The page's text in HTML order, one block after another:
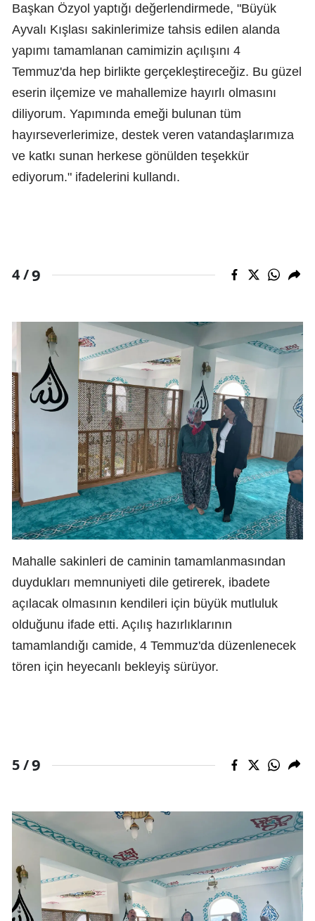
Başkan Özyol yaptığı değerlendirmede, "Büyük
Ayvalı Kışlası sakinlerimize tahsis edilen alanda
yapımı tamamlanan camimizin açılışını 4
Temmuz'da hep birlikte gerçekleştireceğiz. Bu güzel
eserin ilçemize ve mahallemize hayırlı olmasını
diliyorum. Yapımında emeği bulunan tüm
hayırseverlerimize, destek veren vatandaşlarımıza
ve katkı sunan herkese gönülden teşekkür
ediyorum." ifadelerini kullandı.
4 /9
Mahalle sakinleri de caminin tamamlanmasından
duydukları memnuniyeti dile getirerek, ibadete
açılacak olmasının kendileri için büyük mutluluk
olduğunu ifade etti. Açılış hazırlıklarının
tamamlandığı camide, 4 Temmuz'da düzenlenecek
tören için heyecanlı bekleyiş sürüyor.
5 /9